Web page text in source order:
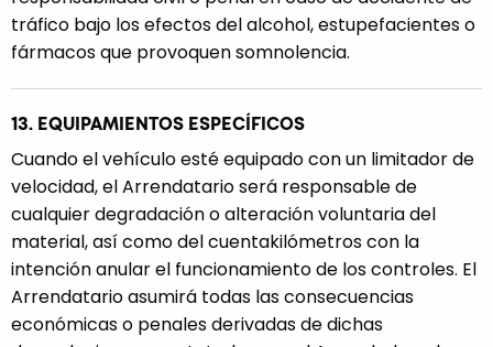
tráfico bajo los efectos del alcohol, estupefacientes o
fármacos que provoquen somnolencia.
13. EQUIPAMIENTOS ESPECÍFICOS
Cuando el vehículo esté equipado con un limitador de
velocidad, el Arrendatario será responsable de
cualquier degradación o alteración voluntaria del
material, así como del cuentakilómetros con la
intención anular el funcionamiento de los controles. El
Arrendatario asumirá todas las consecuencias
económicas o penales derivadas de dichas